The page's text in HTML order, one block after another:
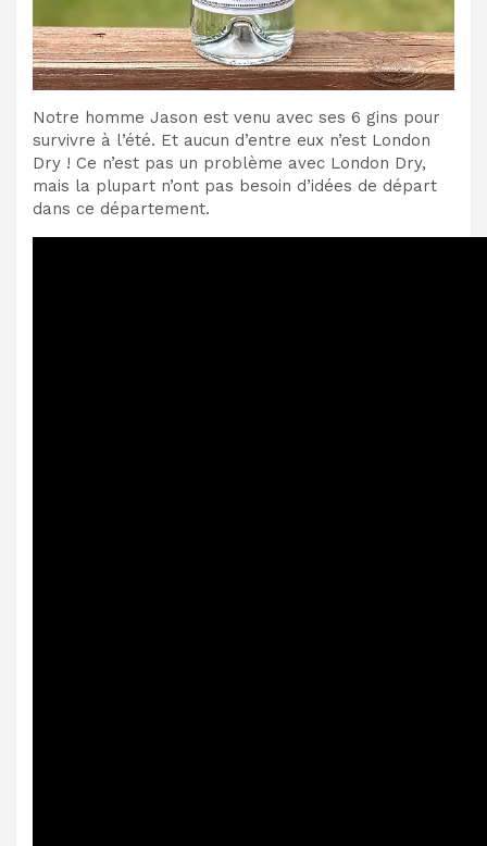
Notre homme Jason est venu avec ses 6 gins pour
survivre à l’été. Et aucun d’entre eux n’est London
Dry ! Ce n’est pas un problème avec London Dry,
mais la plupart n’ont pas besoin d’idées de départ
dans ce département.